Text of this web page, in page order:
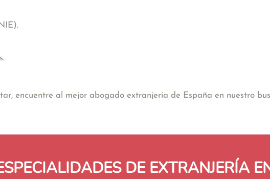
encuentre al mejor abogado extranjería de España en nuestro
DE EXTRANJERÍA